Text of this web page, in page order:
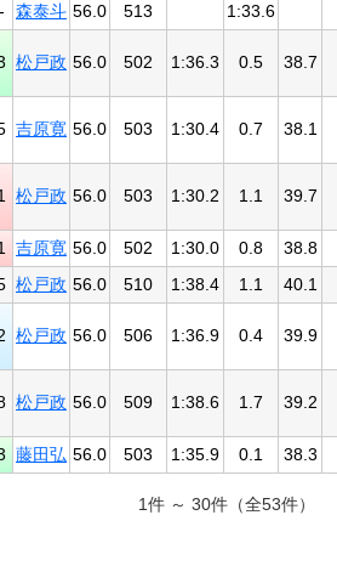
- 森泰斗 56.0 513 1:33.6
松戸政 56.0 502 1:36.3 0.5 38.7
吉原寛 56.0 503 1:30.4 0.7 38.1
松戸政 56.0 503 1:30.2 1.1 39.7
吉原寛 56.0 502 1:30.0 0.8 38.8
松戸政 56.0 510 1:38.4 1.1 40.1
松戸政 56.0 506 1:36.9 0.4 39.9
松戸政 56.0 509 1:38.6 1.7 39.2
藤田弘 56.0 503 1:35.9 0.1 38.3
1件 ～ 30件（全53件）